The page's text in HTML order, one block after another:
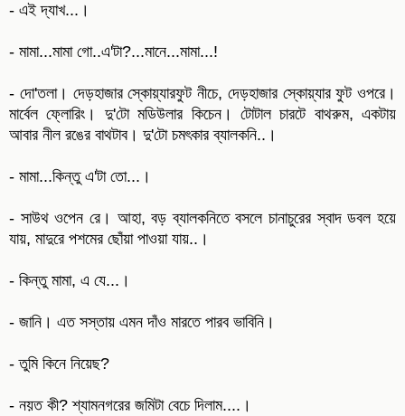
- এই দ্যাখ...।
- মামা...মামা গো..এ'টা?...মানে...মামা...!
- দো'তলা। দেড়হাজার স্কোয়্যারফুট নীচে, দেড়হাজার স্কোয়্যার ফুট ওপরে।
মার্বেল ফ্লোরিং। দু'টো মডিউলার কিচেন। টোটাল চারটে বাথরুম, একটায়
আবার নীল রঙের বাথটাব। দু'টো চমৎকার ব্যালকনি..।
- মামা...কিন্তু এ'টা তো...।
- সাউথ ওপেন রে। আহা, বড় ব্যালকনিতে বসলে চানাচুরের স্বাদ ডবল হয়ে
যায়, মাদুরে পশমের ছোঁয়া পাওয়া যায়..।
- কিন্তু মামা, এ যে...।
- জানি। এত সস্তায় এমন দাঁও মারতে পারব ভাবিনি।
- তুমি কিনে নিয়েছ?
- নয়ত কী? শ্যামনগরের জমিটা বেচে দিলাম....।